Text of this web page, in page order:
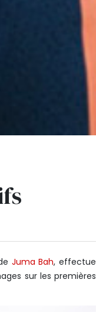
Juma Bah, effectue
sur les premières